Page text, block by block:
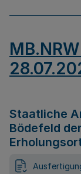
Staatliche
Bödefeld